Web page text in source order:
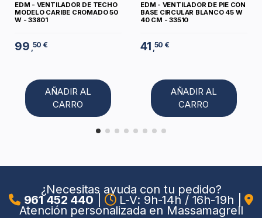
EDM - VENTILADOR DE TECHO
MODELO CARIBE CROMADO 50
W - 33801
99 ,50 €
AÑADIR AL
CARRO
EDM - VENTILADOR DE PIE CON
BASE CIRCULAR BLANCO 45 W
40 CM - 33510
41 ,50 €
AÑADIR AL
CARRO
¿Necesitas ayuda con tu pedido?
961 452 440 L-V: 9h-14h / 16h-19h
Atención personalizada en Massamagrell